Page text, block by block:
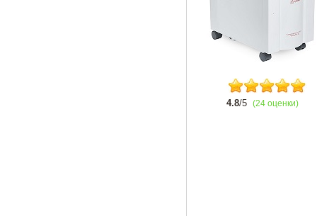
4.8/5 (24 оценки)